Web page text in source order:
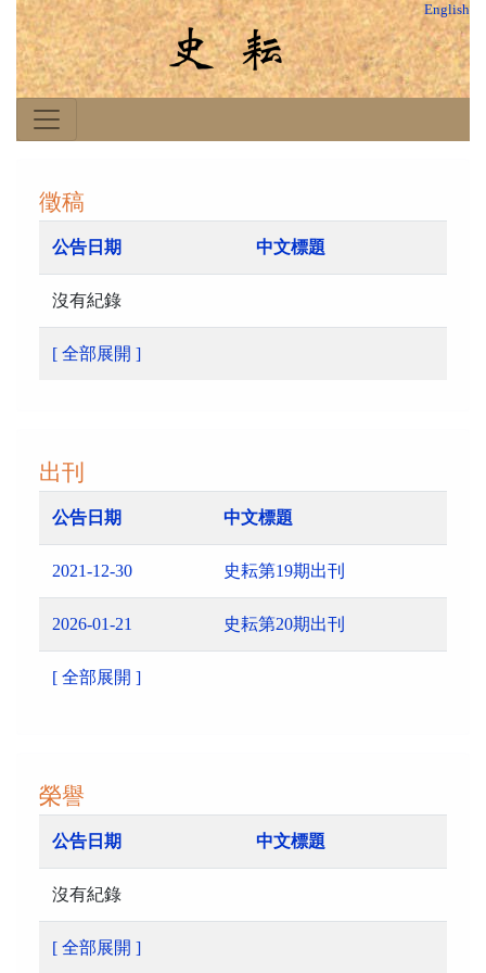
English
徵稿
公告日期 中文標題
沒有紀錄
[ 全部展開 ]
出刊
公告日期 中文標題
2021-12-30 史耘第19期出刊
2026-01-21 史耘第20期出刊
[ 全部展開 ]
榮譽
公告日期 中文標題
沒有紀錄
[ 全部展開 ]